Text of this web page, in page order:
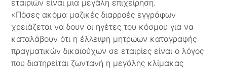
εταιριών είναι μια μεγάλη επιχείρηση.
«Πόσες ακόμα μαζικές διαρροές εγγράφων
χρειάζεται να δουν οι ηγέτες του κόσμου για να
καταλάβουν ότι η έλλειψη μητρώων καταγραφής
πραγματικών δικαιούχων σε εταιρίες είναι ο λόγος
που διατηρείται ζωντανή η μεγάλης κλίμακας